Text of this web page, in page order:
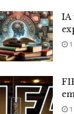
IA
1
1